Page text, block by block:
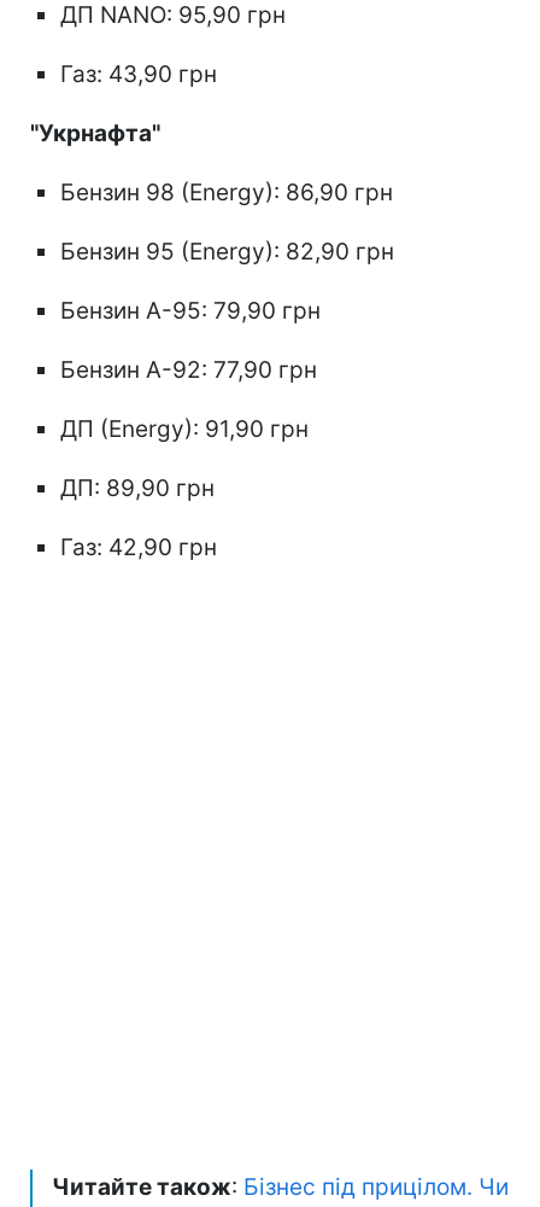
ДП NANO: 95,90 грн
Газ: 43,90 грн
"Укрнафта"
Бензин 98 (Energy): 86,90 грн
Бензин 95 (Energy): 82,90 грн
Бензин А-95: 79,90 грн
Бензин А-92: 77,90 грн
ДП (Energy): 91,90 грн
ДП: 89,90 грн
Газ: 42,90 грн
Читайте також: Бізнес під прицілом. Чи